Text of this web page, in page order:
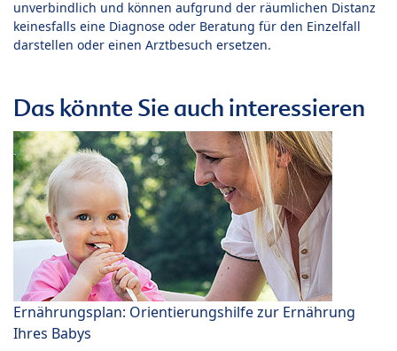
unverbindlich und können aufgrund der räumlichen Distanz
keinesfalls eine Diagnose oder Beratung für den Einzelfall
darstellen oder einen Arztbesuch ersetzen.
Das könnte Sie auch interessieren
Ernährungsplan: Orientierungshilfe zur Ernährung
Ihres Babys